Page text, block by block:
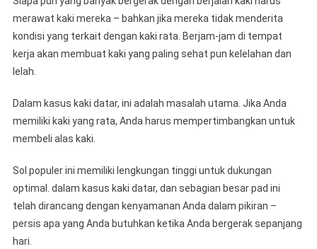
merawat kaki mereka – bahkan jika mereka tidak menderita
kondisi yang terkait dengan kaki rata. Berjam-jam di tempat
kerja akan membuat kaki yang paling sehat pun kelelahan dan
lelah.
Dalam kasus kaki datar, ini adalah masalah utama. Jika Anda
memiliki kaki yang rata, Anda harus mempertimbangkan untuk
membeli alas kaki.
Sol populer ini memiliki lengkungan tinggi untuk dukungan
optimal. dalam kasus kaki datar, dan sebagian besar pad ini
telah dirancang dengan kenyamanan Anda dalam pikiran –
persis apa yang Anda butuhkan ketika Anda bergerak sepanjang
hari.